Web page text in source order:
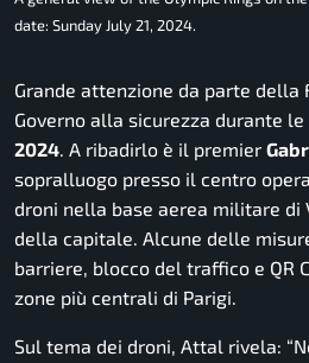
date: Sunday July 21, 2024.
Grande attenzione da parte della
Governo alla sicurezza durante le
2024. A ribadirlo è il premier
sopralluogo presso il centro
droni nella base aerea militare
della capitale. Alcune delle
barriere, blocco del traffico e QR
zone più centrali di Parigi.
Sul tema dei droni, Attal rivela: